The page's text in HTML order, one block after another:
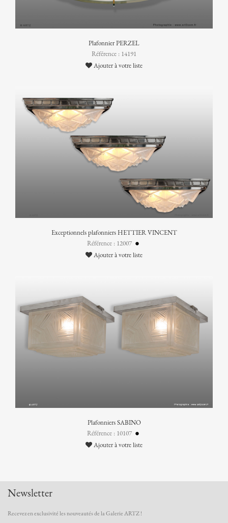
Plafonnier PERZEL
Référence : 14191
Ajouter à votre liste
Exceptionnels plafonniers HETTIER VINCENT
Référence : 12007
Ajouter à votre liste
Plafonniers SABINO
Référence : 10107
Ajouter à votre liste
Newsletter
Recevez en exclusivité les nouveautés de la Galerie ARTZ !